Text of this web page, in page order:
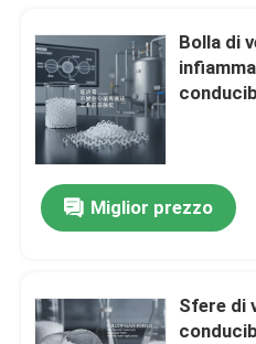
Bolla di
Miglior prezzo
Sfere di